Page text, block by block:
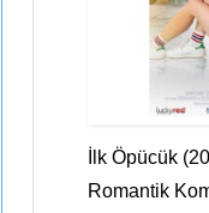
İlk Öpücük
Romantik